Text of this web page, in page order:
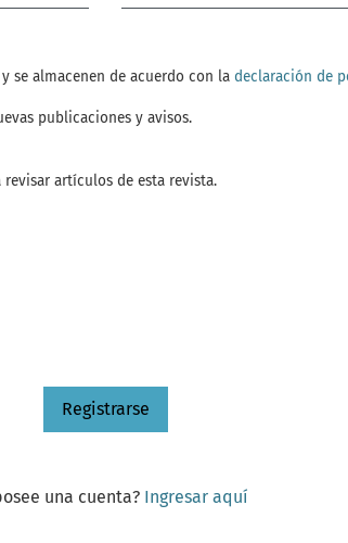
se almacenen de acuerdo con la declaración de
publicaciones y avisos.
artículos de esta revista.
Registrarse
una cuenta? Ingresar aquí